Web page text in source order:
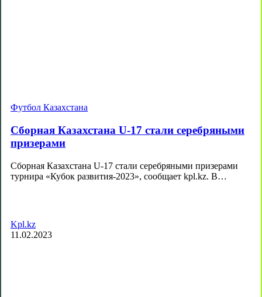
Футбол Казахстана
Сборная Казахстана U-17 стали серебряными
призерами
Сборная Казахстана U-17 стали серебряными призерами
турнира «Кубок развития-2023», сообщает kpl.kz. В…
Kpl.kz
11.02.2023